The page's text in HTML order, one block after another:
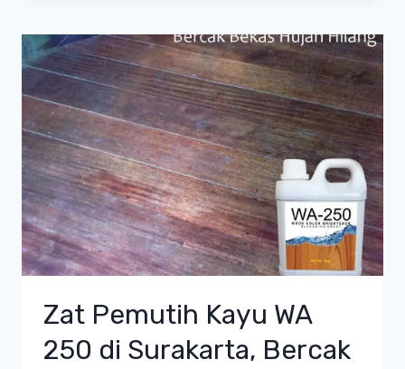
Zat Pemutih Kayu WA
250 di Surakarta, Bercak